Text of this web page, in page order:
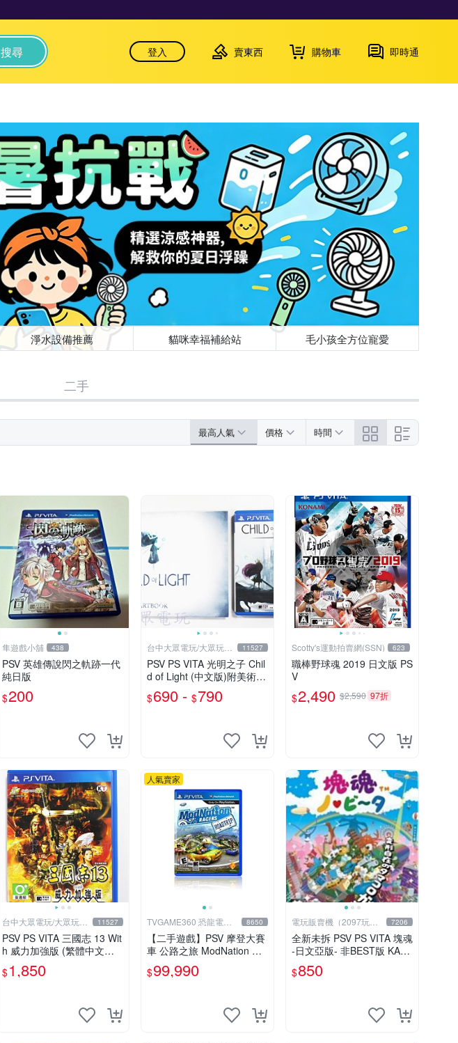
搜尋 登入 賣東西 購物車 即時通
淨水設備推薦 貓咪幸福補給站 毛小孩全方位寵愛
二手
最高人氣 價格 時間
隼遊戲小舖 438
PSV 英雄傳說閃之軌跡一代
純日版
$200
台中大眾電玩/大眾玩具
店
11527
PSV PS VITA 光明之子 Chil
d of Light (中文版)附美術設
定集(二手商品)【台中大眾
電玩】
$690 - $790
已售完
Scotty's運動拍賣網(SSN) 623
職棒野球魂 2019 日文版 PS
V
$2,490 $2,590 97折
台中大眾電玩/大眾玩具
店
11527
PSV PS VITA 三國志 13 Wit
h 威力加強版 (繁體中文版)*
*(二手商品)【台中大眾電
玩】
$1,850
人氣賣家
TVGAME360 恐龍電玩- 8650
【二手遊戲】PSV 摩登大賽
車 公路之旅 ModNation Ra
cers 中文版 【台中恐龍電
玩】
$99,990
電玩販賣機（2097玩具
公仔舖
7206
全新未拆 PSV PS VITA 塊魂
-日文亞版- 非BEST版 KATA
MARI
$850